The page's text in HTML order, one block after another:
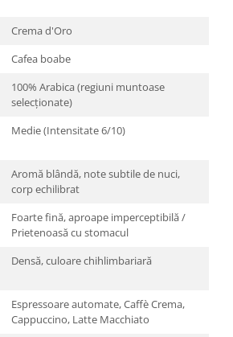
Crema d'Oro
Cafea boabe
100% Arabica (regiuni muntoase
selecționate)
Medie (Intensitate 6/10)
Aromă blândă, note subtile de nuci,
corp echilibrat
Foarte fină, aproape imperceptibilă /
Prietenoasă cu stomacul
Densă, culoare chihlimbariară
Espressoare automate, Caffè Crema,
Cappuccino, Latte Macchiato